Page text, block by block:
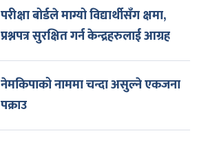
परीक्षा बोर्डले माग्यो विद्यार्थीसँग क्षमा,
प्रश्नपत्र सुरक्षित गर्न केन्द्रहरुलाई आग्रह
नेमकिपाको नाममा चन्दा असुल्ने एकजना
पक्राउ